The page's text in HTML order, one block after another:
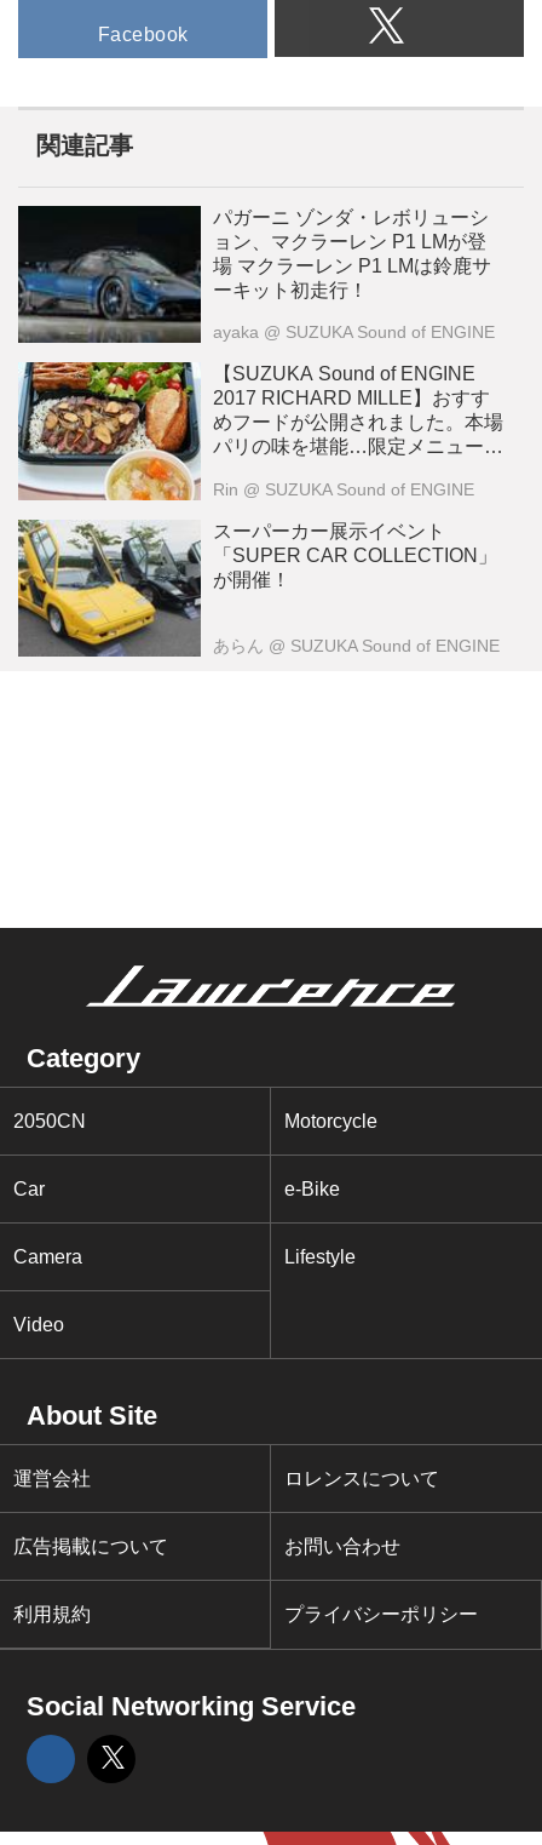
Facebook
関連記事
パガーニ ゾンダ・レボリューシ
ョン、マクラーレン P1 LMが登
場 マクラーレン P1 LMは鈴鹿サ
ーキット初走行！
ayaka @ SUZUKA Sound of ENGINE
【SUZUKA Sound of ENGINE
2017 RICHARD MILLE】おすす
めフードが公開されました。本場
パリの味を堪能…限定メニューの
Rin @ SUZUKA Sound of ENGINE
スーパーカー展示イベント
「SUPER CAR COLLECTION」
が開催！
あらん @ SUZUKA Sound of ENGINE
Category
2050CN Motorcycle
Car e-Bike
Camera Lifestyle
Video
About Site
運営会社 ロレンスについて
広告掲載について お問い合わせ
利用規約 プライバシーポリシー
Social Networking Service